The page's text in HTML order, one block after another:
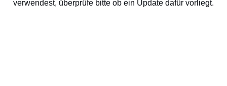
verwendest, überprüfe bitte ob ein Update dafür vorliegt.